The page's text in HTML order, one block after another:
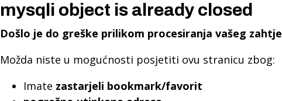
mysqli object is already closed
Došlo je do greške prilikom procesiranja vašeg
Možda niste u mogućnosti posjetiti ovu stranicu zbog:
Imate zastarjeli bookmark/favorit